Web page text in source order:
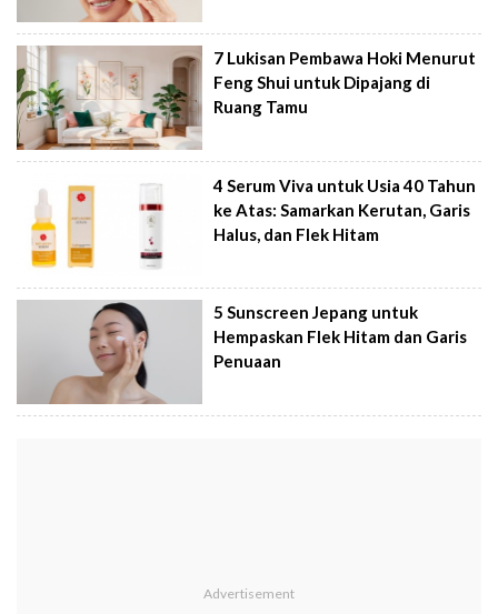
7 Lukisan Pembawa Hoki Menurut
Feng Shui untuk Dipajang di
Ruang Tamu
4 Serum Viva untuk Usia 40 Tahun
ke Atas: Samarkan Kerutan, Garis
Halus, dan Flek Hitam
5 Sunscreen Jepang untuk
Hempaskan Flek Hitam dan Garis
Penuaan